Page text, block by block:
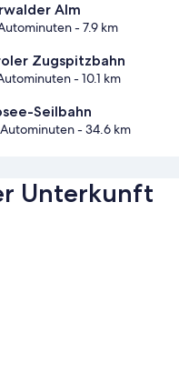
Alm
- 7.9 km
Zugspitzbahn
- 10.1 km
Seilbahn
- 34.6 km
Unterkunft